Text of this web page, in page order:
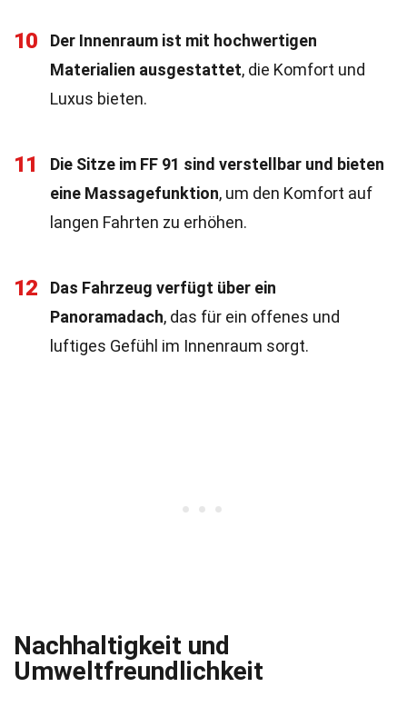
10
Der Innenraum ist mit hochwertigen
Materialien ausgestattet, die Komfort und
Luxus bieten.
11
Die Sitze im FF 91 sind verstellbar und bieten
eine Massagefunktion, um den Komfort auf
langen Fahrten zu erhöhen.
12
Das Fahrzeug verfügt über ein
Panoramadach, das für ein offenes und
luftiges Gefühl im Innenraum sorgt.
Nachhaltigkeit und
Umweltfreundlichkeit